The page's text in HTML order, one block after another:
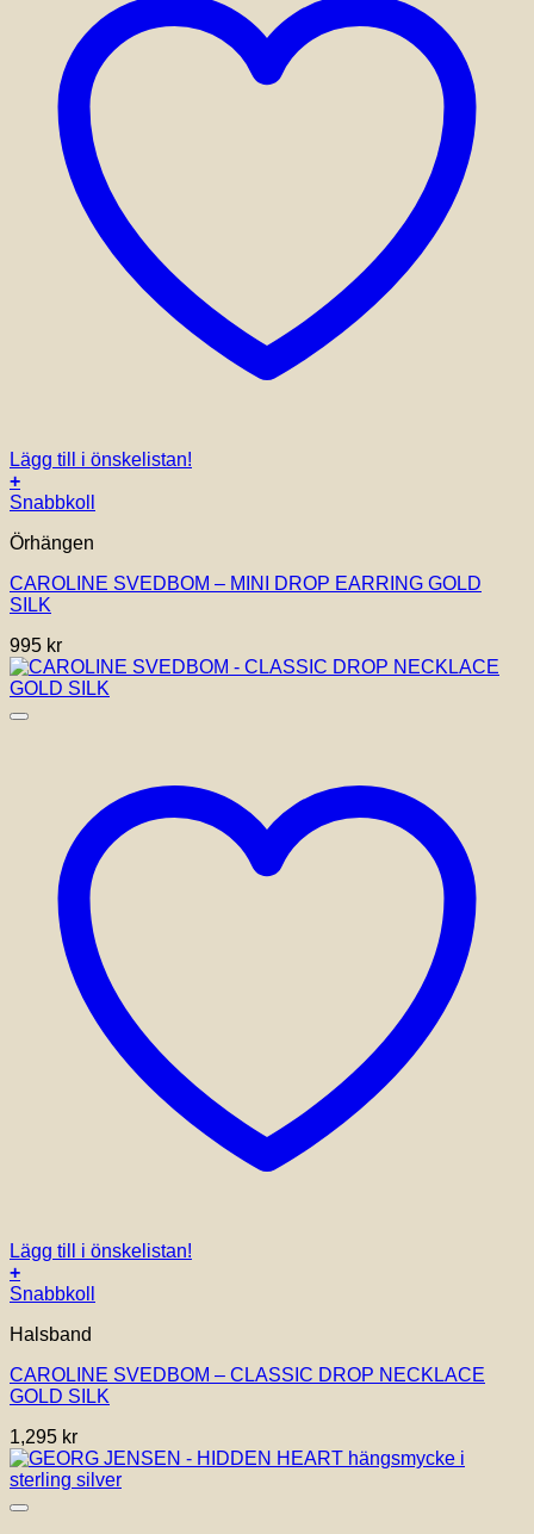
Lägg till i önskelistan!
+
Snabbkoll
Örhängen
CAROLINE SVEDBOM – MINI DROP EARRING GOLD
SILK
995 kr
Lägg till i önskelistan!
+
Snabbkoll
Halsband
CAROLINE SVEDBOM – CLASSIC DROP NECKLACE
GOLD SILK
1,295 kr